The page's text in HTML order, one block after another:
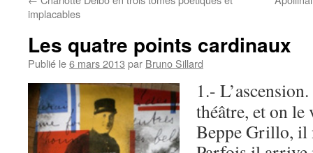
implacables
Les quatre points cardinaux
Publié le6 mars 2013 par Bruno Sillard
1.-
théâtre, et on le
Beppe Grillo, il